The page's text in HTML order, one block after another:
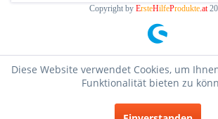
Copyright by ErsteHilfeProdukte.at
Diese Website verwendet Cookies, um
Funktionalität bieten zu